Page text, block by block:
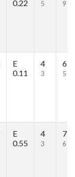
0.22
5 9
E
0.11
4
3
6
5
E
0.55
4
3
7
6